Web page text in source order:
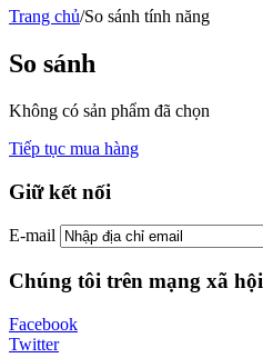
Trang chủ/So sánh tính năng
So sánh
Không có sản phẩm đã chọn
Tiếp tục mua hàng
Giữ kết nối
E-mail
Chúng tôi trên mạng xã hội
Facebook
Twitter